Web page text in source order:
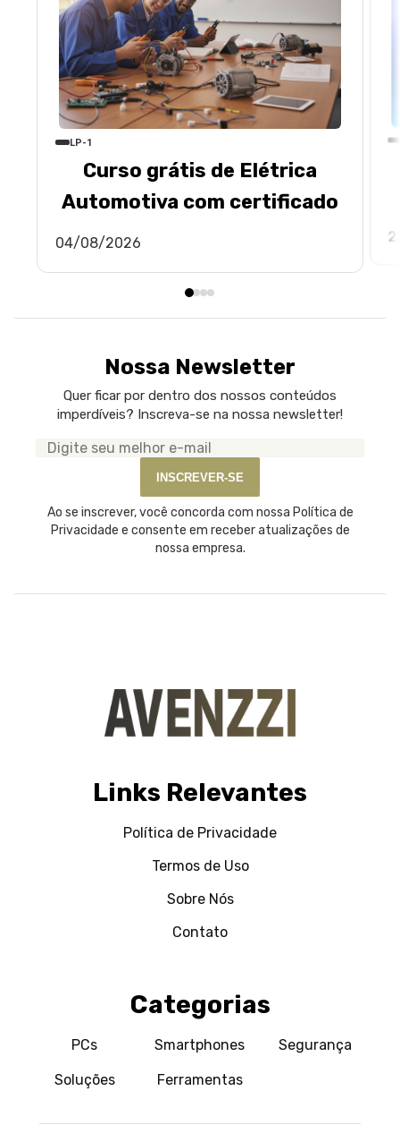
LP-1
Curso grátis de Elétrica
Automotiva com certificado
04/08/2026
Nossa Newsletter
Quer ficar por dentro dos nossos conteúdos
imperdíveis? Inscreva-se na nossa newsletter!
Seu
e-
mail
INSCREVER-SE
Ao se inscrever, você concorda com nossa Política de
Privacidade e consente em receber atualizações de
nossa empresa.
Links Relevantes
Política de Privacidade
Termos de Uso
Sobre Nós
Contato
Categorias
PCs Smartphones Segurança
Soluções Ferramentas